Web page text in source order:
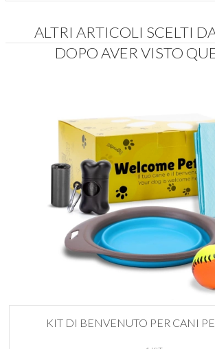
ALTRI ARTICOLI SCELTI
DOPO AVER VISTO
KIT DI BENVENUTO PER CANI